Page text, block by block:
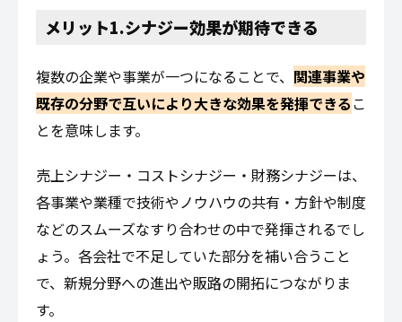
メリット1.シナジー効果が期待できる
複数の企業や事業が一つになることで、 関連事業や
既存の分野で互いにより大きな効果を発揮できるこ
とを意味します。
売上シナジー・コストシナジー・財務シナジーは、
各事業や業種で技術やノウハウの共有・方針や制度
などのスムーズなすり合わせの中で発揮されるでし
ょう。各会社で不足していた部分を補い合うこと
で、新規分野への進出や販路の開拓につながりま
す。